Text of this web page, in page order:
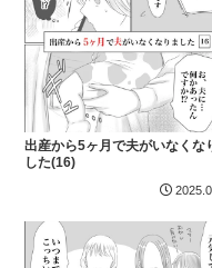
出産から5ヶ月で夫がいなくな
した(16)